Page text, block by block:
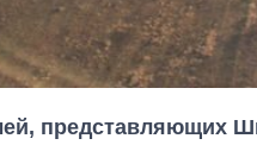
представляющих